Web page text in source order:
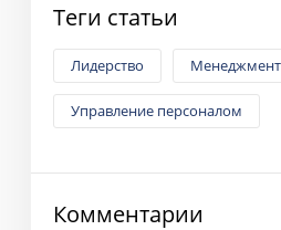
Теги статьи
Лидерство Менеджмент
Управление персоналом
Комментарии